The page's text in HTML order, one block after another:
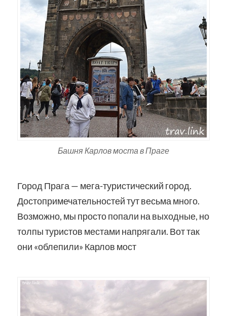
Башня Карлов моста в Праге
Город Прага — мега-туристический город.
Достопримечательностей тут весьма много.
Возможно, мы просто попали на выходные, но
толпы туристов местами напрягали. Вот так
они «облепили» Карлов мост